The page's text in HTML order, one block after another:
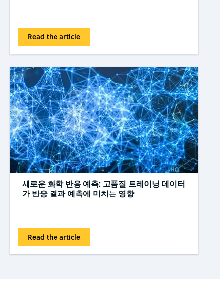
Read the article
새로운 화학 반응 예측: 고품질 트레이닝 데이터
가 반응 결과 예측에 미치는 영향
Read the article